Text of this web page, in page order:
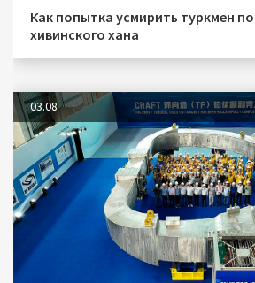
Как попытка усмирить туркмен
хивинского хана
03.08